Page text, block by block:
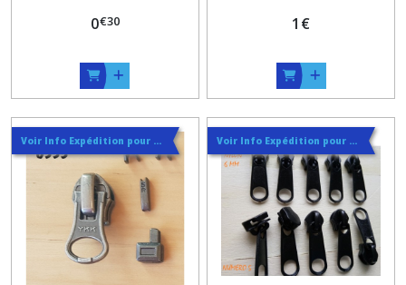
0€30
Bronze ou Vieux Laiton
1 €
Voir Info Expédition pour Régler les Frais de Port au Meilleur Prix , En haut d'ecran à Droite Voir Info Expédition pour Régler les Frais de Port au Meilleur Prix , En haut d'ecran à Droite